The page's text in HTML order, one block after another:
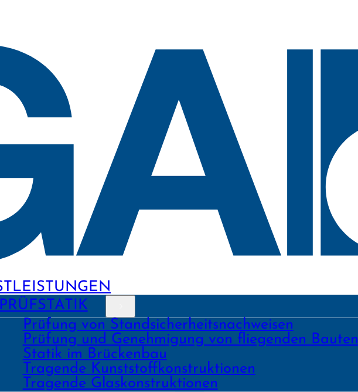
Prüfung von Stand­sicher­heits­nach­weisen
Prüfung und Geneh­migung von fliegenden Bauten
Statik im Brückenbau
Tragende Kunst­stoff­konstruk­tionen
Tragende Glas­konstruk­tionen